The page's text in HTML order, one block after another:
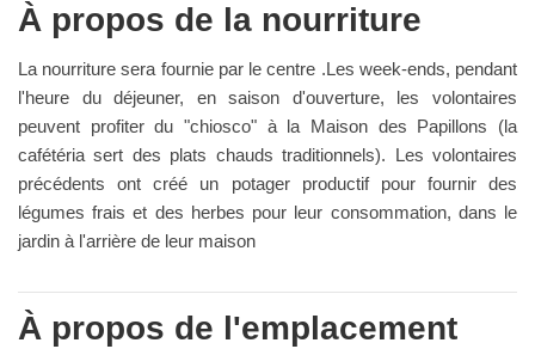
À propos de la nourriture
La nourriture sera fournie par le centre .Les week-ends, pendant
l'heure du déjeuner, en saison d'ouverture, les volontaires
peuvent profiter du "chiosco" à la Maison des Papillons (la
cafétéria sert des plats chauds traditionnels). Les volontaires
précédents ont créé un potager productif pour fournir des
légumes frais et des herbes pour leur consommation, dans le
jardin à l'arrière de leur maison
À propos de l'emplacement